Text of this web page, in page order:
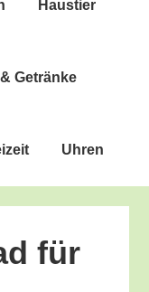
Haus­tier
Getränke
Uhren
für